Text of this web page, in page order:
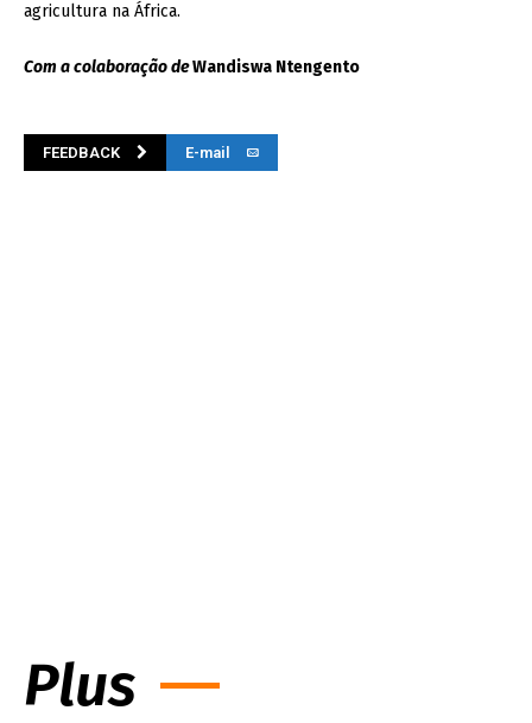
agricultura na África.
Com a colaboração deWandiswa Ntengento
FEEDBACK E-mail
Plus